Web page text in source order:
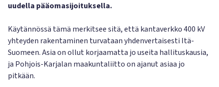
uudella pääomasijoituksella.
Käytännössä tämä merkitsee sitä, että kantaverkko 400 kV
yhteyden rakentaminen turvataan yhdenvertaisesti Itä-
Suomeen. Asia on ollut korjaamatta jo useita hallituskausia,
ja Pohjois-Karjalan maakuntaliitto on ajanut asiaa jo
pitkään.